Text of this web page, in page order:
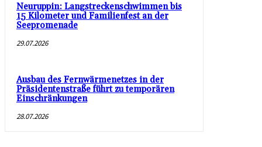
Neuruppin: Langstreckenschwimmen bis
15 Kilometer und Familienfest an der
Seepromenade
29.07.2026
Ausbau des Fernwärmenetzes in der
Präsidentenstraße führt zu temporären
Einschränkungen
28.07.2026